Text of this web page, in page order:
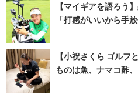
【マイギアを語ろう
「打感がいいから手
【小祝さくら ゴル
ものは魚、ナマコ酢